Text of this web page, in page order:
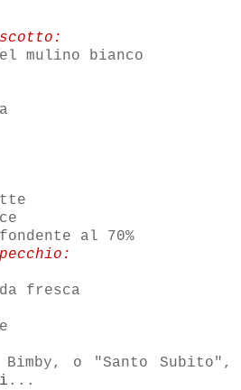
mulino bianco
al 70%
fresca
o "Santo Subito",
...